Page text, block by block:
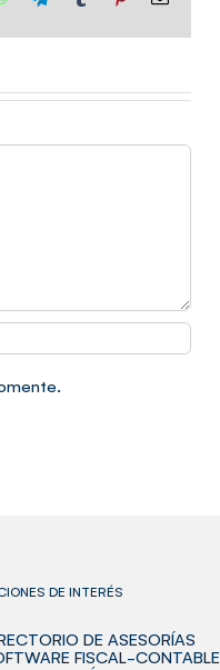
DE INTERÉS
DE ASESORÍAS
FISCAL-CONTABLE